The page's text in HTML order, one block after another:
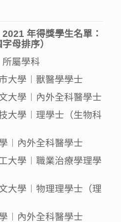
2021 年得獎學生名單：
母排序）
屬學科
大學︱獸醫學學士
大學︱內外全科醫學士
大學︱理學士（生物科
︱內外全科醫學士
大學︱職業治療學理學
大學︱物理理學士（理
︱內外全科醫學士